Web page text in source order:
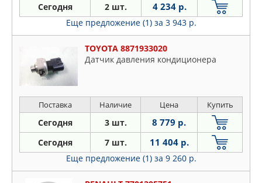
Сегодня 2 шт. 4 234 р.
Еще предложение (1) за 3 943 р.
TOYOTA 8871933020
Датчик давления кондиционера
Поставка Наличие Цена Купить
Сегодня 3 шт. 8 779 р.
Сегодня 7 шт. 11 404 р.
Еще предложение (1) за 9 260 р.